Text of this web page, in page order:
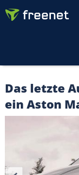
Das letzte
ein Aston